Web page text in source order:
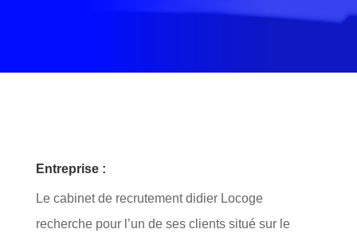
Entreprise :
Le cabinet de recrutement didier Locoge
recherche pour l’un de ses clients situé sur le